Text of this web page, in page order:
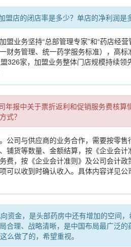
店的闭店率是多少？单店的净利润是
业务坚持“总部管理专家”和“药店经
财务管理、统一药学服务标准），高
326家，加盟业务整体门店规模持续
报中关于票折返利和促销服务费核算
式？
公司与供应商的业务合作，需要按零
铺货等数量、金额结算，按《企业会
费，按《企业会计准则》及公司会计
可以收到时确认收入。具体内容详见
金，是头部药房中还有增加的空间
合理、战略清晰，是中国布局最广泛
么做了的，希望重视。